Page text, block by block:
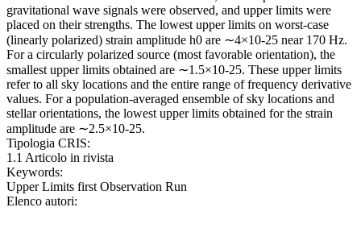
gravitational wave signals were observed, and upper limits were
placed on their strengths. The lowest upper limits on worst-case
(linearly polarized) strain amplitude h0 are ∼4×10-25 near 170 Hz.
For a circularly polarized source (most favorable orientation), the
smallest upper limits obtained are ∼1.5×10-25. These upper limits
refer to all sky locations and the entire range of frequency derivative
values. For a population-averaged ensemble of sky locations and
stellar orientations, the lowest upper limits obtained for the strain
amplitude are ∼2.5×10-25.
Tipologia CRIS:
1.1 Articolo in rivista
Keywords:
Upper Limits first Observation Run
Elenco autori: